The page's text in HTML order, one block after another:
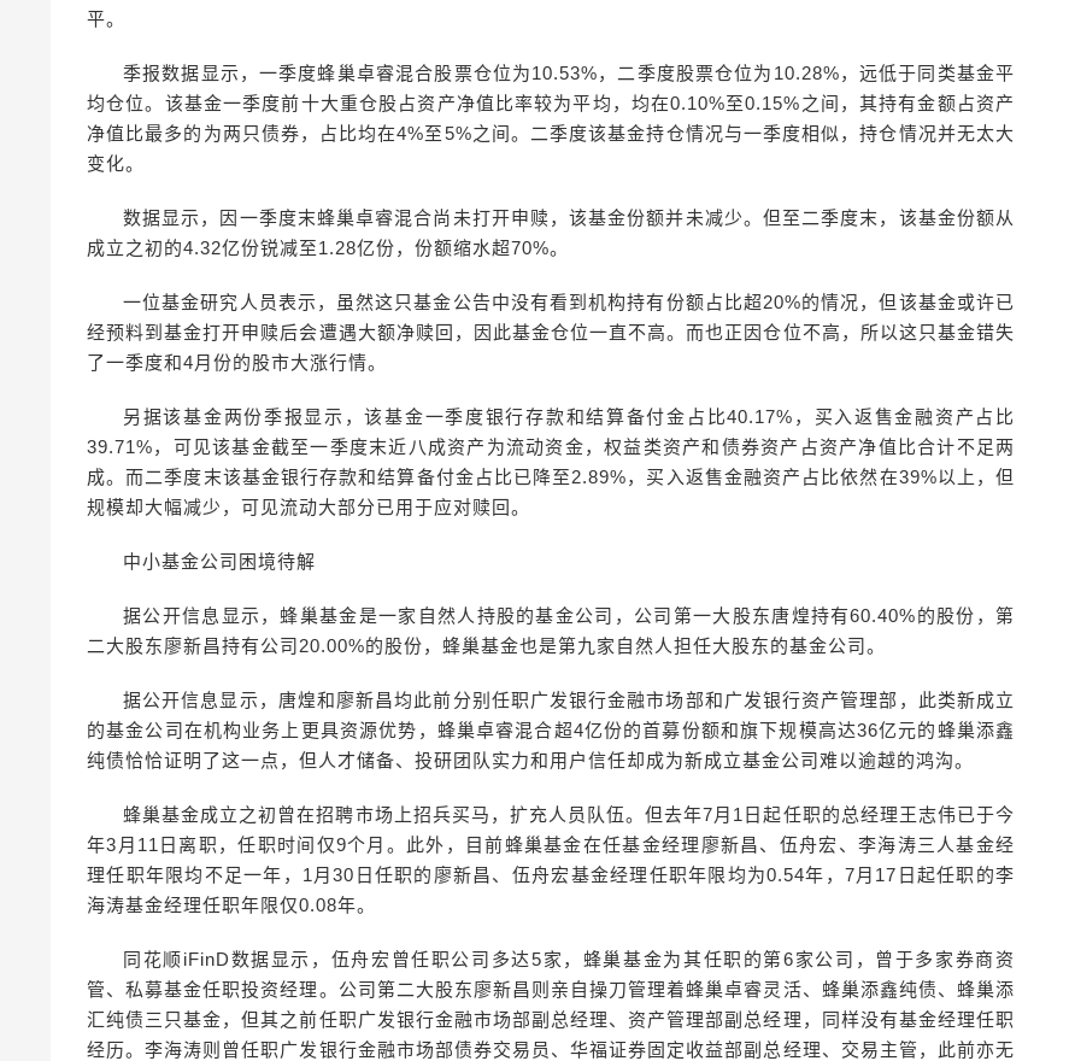
平。
季报数据显示，一季度蜂巢卓睿混合股票仓位为10.53%，二季度股票仓位为10.28%，远低于同类基金平
均仓位。该基金一季度前十大重仓股占资产净值比率较为平均，均在0.10%至0.15%之间，其持有金额占资产
净值比最多的为两只债券，占比均在4%至5%之间。二季度该基金持仓情况与一季度相似，持仓情况并无太大
变化。
数据显示，因一季度末蜂巢卓睿混合尚未打开申赎，该基金份额并未减少。但至二季度末，该基金份额从
成立之初的4.32亿份锐减至1.28亿份，份额缩水超70%。
一位基金研究人员表示，虽然这只基金公告中没有看到机构持有份额占比超20%的情况，但该基金或许已
经预料到基金打开申赎后会遭遇大额净赎回，因此基金仓位一直不高。而也正因仓位不高，所以这只基金错失
了一季度和4月份的股市大涨行情。
另据该基金两份季报显示，该基金一季度银行存款和结算备付金占比40.17%，买入返售金融资产占比
39.71%，可见该基金截至一季度末近八成资产为流动资金，权益类资产和债券资产占资产净值比合计不足两
成。而二季度末该基金银行存款和结算备付金占比已降至2.89%，买入返售金融资产占比依然在39%以上，但
规模却大幅减少，可见流动大部分已用于应对赎回。
中小基金公司困境待解
据公开信息显示，蜂巢基金是一家自然人持股的基金公司，公司第一大股东唐煌持有60.40%的股份，第
二大股东廖新昌持有公司20.00%的股份，蜂巢基金也是第九家自然人担任大股东的基金公司。
据公开信息显示，唐煌和廖新昌均此前分别任职广发银行金融市场部和广发银行资产管理部，此类新成立
的基金公司在机构业务上更具资源优势，蜂巢卓睿混合超4亿份的首募份额和旗下规模高达36亿元的蜂巢添鑫
纯债恰恰证明了这一点，但人才储备、投研团队实力和用户信任却成为新成立基金公司难以逾越的鸿沟。
蜂巢基金成立之初曾在招聘市场上招兵买马，扩充人员队伍。但去年7月1日起任职的总经理王志伟已于今
年3月11日离职，任职时间仅9个月。此外，目前蜂巢基金在任基金经理廖新昌、伍舟宏、李海涛三人基金经
理任职年限均不足一年，1月30日任职的廖新昌、伍舟宏基金经理任职年限均为0.54年，7月17日起任职的李
海涛基金经理任职年限仅0.08年。
同花顺iFinD数据显示，伍舟宏曾任职公司多达5家，蜂巢基金为其任职的第6家公司，曾于多家券商资
管、私募基金任职投资经理。公司第二大股东廖新昌则亲自操刀管理着蜂巢卓睿灵活、蜂巢添鑫纯债、蜂巢添
汇纯债三只基金，但其之前任职广发银行金融市场部副总经理、资产管理部副总经理，同样没有基金经理任职
经历。李海涛则曾任职广发银行金融市场部债券交易员、华福证券固定收益部副总经理、交易主管，此前亦无